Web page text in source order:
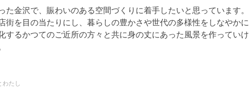
た金沢で、賑わいのある空間づくりに着手したいと思っています。
街を目の当たりにし、暮らしの豊かさや世代の多様性をしなやかに
するかつてのご近所の方々と共に身の丈にあった風景を作っていけ
わたし